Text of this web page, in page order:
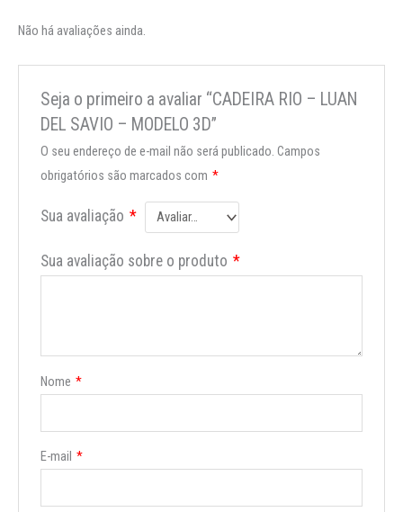
Não há avaliações ainda.
Seja o primeiro a avaliar “CADEIRA RIO – LUAN
DEL SAVIO – MODELO 3D”
O seu endereço de e-mail não será publicado. Campos
obrigatórios são marcados com *
Sua avaliação *
Sua avaliação sobre o produto *
Nome *
E-mail *